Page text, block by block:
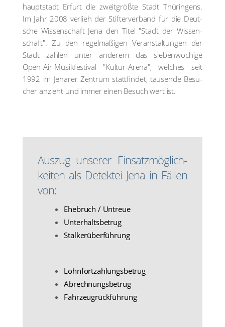
haupt­stadt Erfurt die zweit­größ­te Stadt Thü­rin­gens.
Im Jahr 2008 ver­lieh der Stif­ter­ver­band für die Deut­
sche Wis­sen­schaft Jena den Titel "Stadt der Wis­sen­
schaft". Zu den regel­mä­ßi­gen Ver­an­stal­tun­gen der
Stadt zäh­len unter ande­rem das sie­ben­wö­chi­ge
Open-Air-Musik­fes­ti­val "Kul­tur-Are­na", wel­ches seit
1992 im Jena­rer Zen­trum statt­fin­det, tau­sen­de Besu­
cher anzieht und immer einen Besuch wert ist.
Aus­zug unse­rer Ein­satz­mög­lich­
kei­ten als Detek­tei Jena in Fäl­len
von:
Ehe­bruch / Untreue
Unter­halts­be­trug
Stal­ker­über­füh­rung
Lohn­fort­zah­lungs­be­trug
Abrech­nungs­be­trug
Fahr­zeug­rück­füh­rung